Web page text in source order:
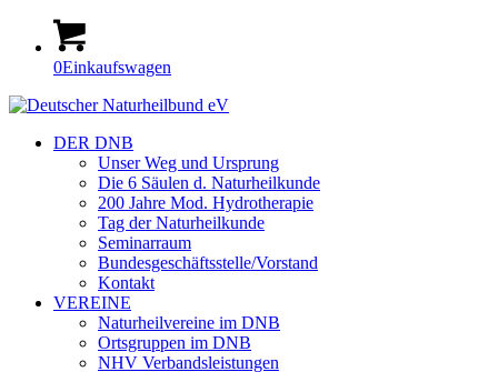
0Einkaufswagen
DER DNB
Unser Weg und Ursprung
Die 6 Säulen d. Naturheilkunde
200 Jahre Mod. Hydrotherapie
Tag der Naturheilkunde
Seminarraum
Bundesgeschäftsstelle/Vorstand
Kontakt
VEREINE
Naturheilvereine im DNB
Ortsgruppen im DNB
NHV Verbandsleistungen